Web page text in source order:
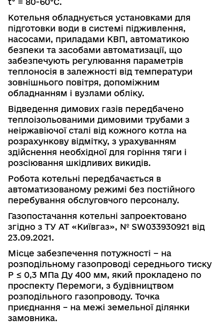
Котельня обладнується установками для
підготовки води в системі підживлення,
насосами, приладами КВП, автоматикою
безпеки та засобами автоматизації, що
забезпечують регулювання параметрів
теплоносія в залеж­ності від температури
зовнішнього повітря, допоміжним
обладнанням і вузлами обліку.
Відведення димових газів передбачено
теплоізольованими димовими трубами з
неіржавіючої сталі від кожного котла на
розрахункову відмітку, з урахуванням
здійснення необхідної для горіння тяги і
розсіювання шкідливих викидів.
Робота котельні передбачається в
автоматизованому режимі без постійного
перебування обслуговчого персоналу.
Газопостачання котельні запроектовано
згідно з ТУ АТ «Київгаз», № SW033930921 від
23.09.2021.
Місце забезпечення потужності − на
розподільному газопроводі середнього тиску
Р ≤ 0,3 МПа Ду 400 мм, який прокладено по
проспекту Перемоги, з будівництвом
розподільного газопроводу. Точка
приєднання – на межі земельної ділянки
замовника.